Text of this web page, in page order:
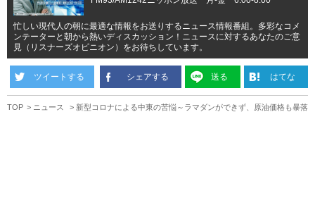
忙しい現代人の朝に最適な情報をお送りするニュース情報番組。多彩なコメ
ンテーターと朝から熱いディスカッション！ニュースに対するあなたのご意
見（リスナーズオピニオン）をお待ちしています。
ツイートする シェアする 送る はてな
TOP ニュース 新型コロナによる中東の苦悩～ラマダンができず、原油価格も暴落